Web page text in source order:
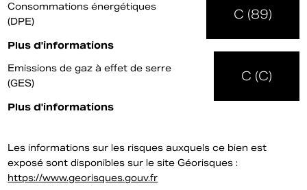
Consommations énergétiques
(DPE)
C (89)
Plus d'informations
Emissions de gaz à effet de serre
(GES)
C (C)
Plus d'informations
Les informations sur les risques auxquels ce bien est
exposé sont disponibles sur le site Géorisques :
https://www.georisques.gouv.fr